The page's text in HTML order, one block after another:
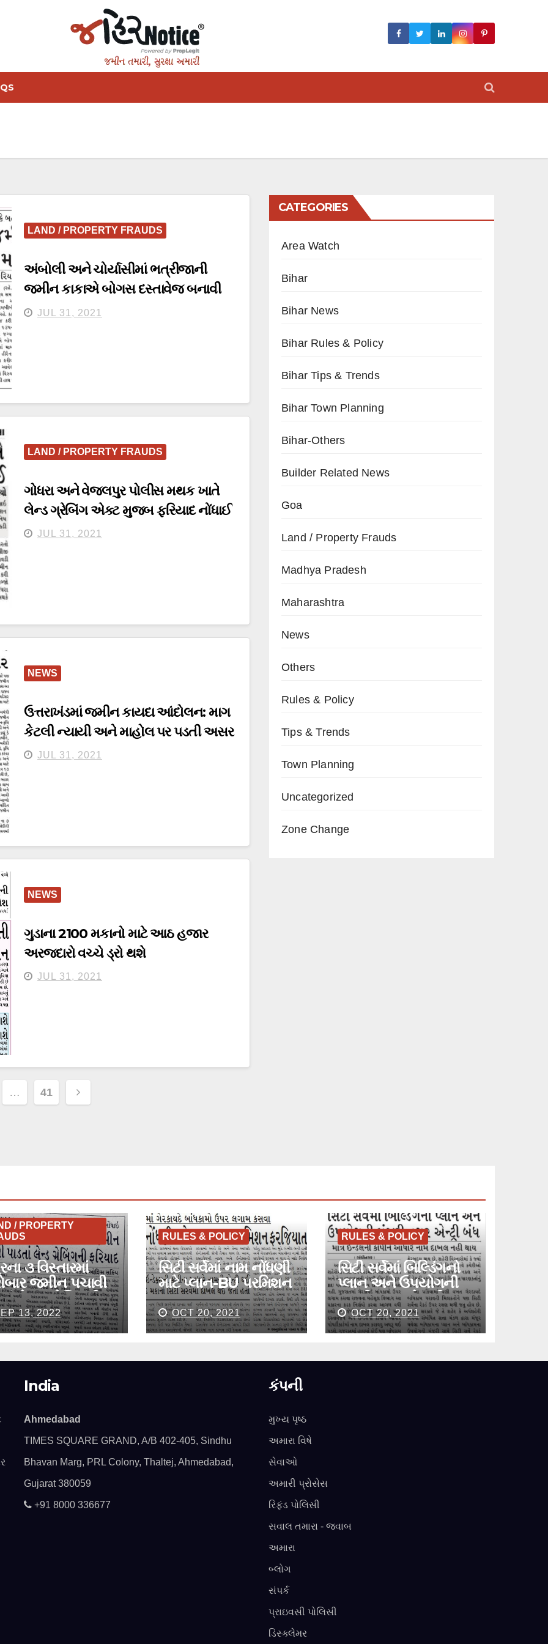
LAND / PROPERTY FRAUDS
અંબોલી અને ચોર્યાસીમાં ભત્રીજાની
જમીન કાકાએ બોગસ દસ્તાવેજ બનાવી
વેચી મારી
JUL 31, 2021
LAND / PROPERTY FRAUDS
ગોધરા અને વેજલપુર પોલીસ મથક ખાતે
લેન્ડ ગ્રેબિંગ એક્ટ મુજબ ફરિયાદ નોંધાઈ
JUL 31, 2021
NEWS
ઉત્તરાખંડમાં જમીન કાયદા આંદોલન: માગ
કેટલી ન્યાયી અને માહોલ પર પડતી અસર
JUL 31, 2021
NEWS
ગુડાના 2100 મકાનો માટે આઠ હજાર
અરજદારો વચ્ચે ડ્રો થશે
JUL 31, 2021
… 41
CATEGORIES
Area Watch
Bihar
Bihar News
Bihar Rules & Policy
Bihar Tips & Trends
Bihar Town Planning
Bihar-Others
Builder Related News
Goa
Land / Property Frauds
Madhya Pradesh
Maharashtra
News
Others
Rules & Policy
Tips & Trends
Town Planning
Uncategorized
Zone Change
/ PROPERTY
૩ વિસ્તારમાં
જમીન પચાવી
લેન્ડ ગ્રેબિંગની
13, 2022
RULES & POLICY
સિટી સર્વેમાં નામ નોંધણી
માટે પ્લાન-BU પરમિશન
ફરજીયાત
OCT 20, 2021
RULES & POLICY
સિટી સર્વેમાં બિલ્ડિંગનો
પ્લાન અને ઉપયોગની
મંજૂરી વગર એન્ટ્રી બંધ
OCT 20, 2021
India
Ahmedabad
TIMES SQUARE GRAND, A/B 402-405, Sindhu
Bhavan Marg, PRL Colony, Thaltej, Ahmedabad,
Gujarat 380059
+91 8000 336677
કંપની
મુખ્ય પૃષ્ઠ
અમારા વિષે
સેવાઓ
અમારી પ્રોસેસ
રિફંડ પોલિસી
સવાલ તમારા - જવાબ
અમારા
બ્લોગ
સંપર્ક
પ્રાઇવસી પોલિસી
ડિસ્ક્લેમર